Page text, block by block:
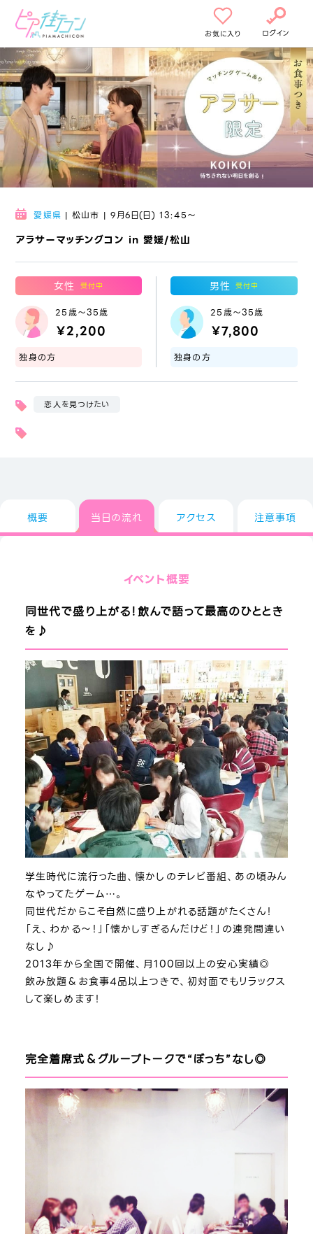
お気に入り ログイン
アラサーマッチングコン in 愛媛/松山
愛媛県 | 松山市 | 9月6日(日) 13:45〜
女性 受付中
25歳～35歳
￥2,200
独身の方
男性 受付中
25歳～35歳
￥7,800
独身の方
恋人を見つけたい
概要 当日の流れ アクセス 注意事項
イベント概要
同世代で盛り上がる！飲んで語って最高のひととき
を♪
学生時代に流行った曲、懐かしのテレビ番組、あの頃みん
なやってたゲーム…。
同世代だからこそ自然に盛り上がれる話題がたくさん！
「え、わかる～！」「懐かしすぎるんだけど！」の連発間違い
なし♪
2013年から全国で開催、月100回以上の安心実績◎
飲み放題＆お食事4品以上つきで、初対面でもリラックス
して楽しめます！
完全着席式＆グループトークで“ぼっち”なし◎